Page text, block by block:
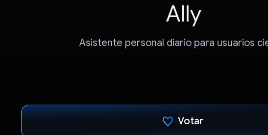
Ally
Asistente personal diario para usuarios
Votar